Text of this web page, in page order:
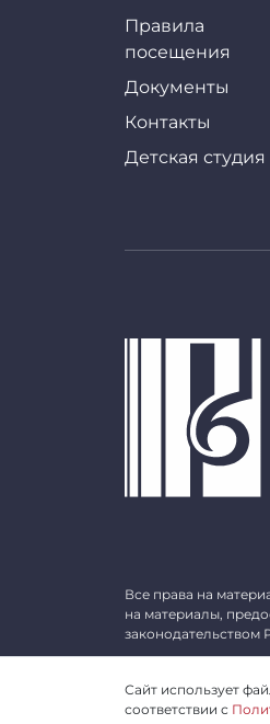
Правила
посещения
Документы
Контакты
Детская студия
Все права на
на материалы,
законодательством
Сайт использует
соответствии с